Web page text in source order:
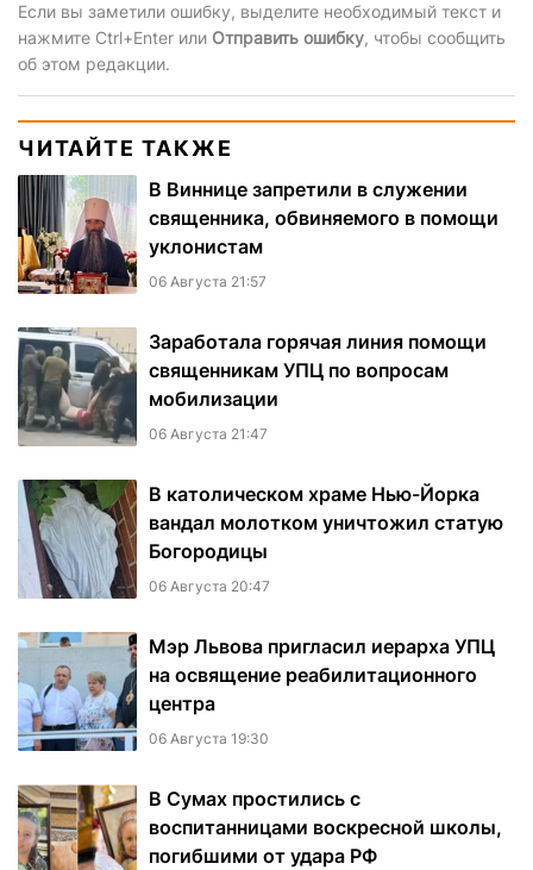
Если вы заметили ошибку, выделите необходимый текст и
нажмите Ctrl+Enter или Отправить ошибку, чтобы сообщить
об этом редакции.
ЧИТАЙТЕ ТАКЖЕ
В Виннице запретили в служении
священника, обвиняемого в помощи
уклонистам
06 Августа 21:57
Заработала горячая линия помощи
священникам УПЦ по вопросам
мобилизации
06 Августа 21:47
В католическом храме Нью-Йорка
вандал молотком уничтожил статую
Богородицы
06 Августа 20:47
Мэр Львова пригласил иерарха УПЦ
на освящение реабилитационного
центра
06 Августа 19:30
В Сумах простились с
воспитанницами воскресной школы,
погибшими от удара РФ